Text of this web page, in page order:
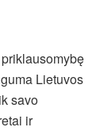
Lietuvos
savo
ir